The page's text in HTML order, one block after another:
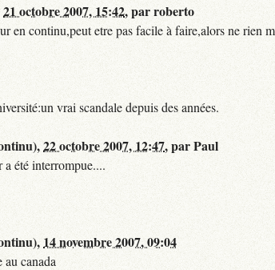
21 octobre 2007, 15:42,parroberto
en continu,peut etre pas facile à faire,alors ne rien
vrai scandale depuis des années.
22 octobre 2007, 12:47,parPaul
été interrompue....
14 novembre 2007, 09:04
canada